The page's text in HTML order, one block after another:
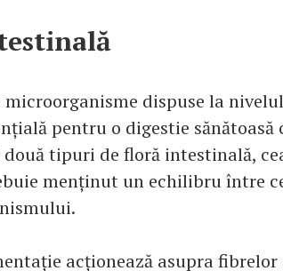
dispuse la
pentru o digestie sănătoasă
tipuri de floră intestinală,
menținut un echilibru între
acționează asupra